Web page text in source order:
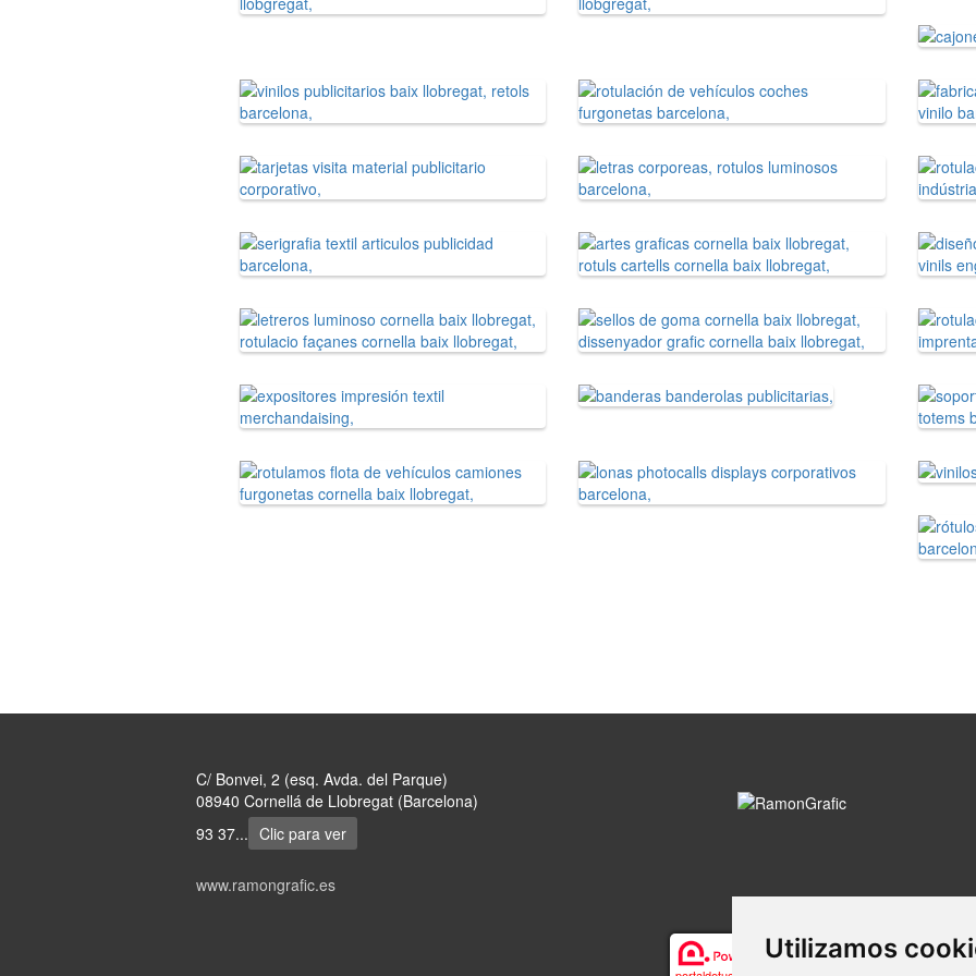
Utilizamos
C/ Bonvei, 2 (esq. Avda. del Parque)
08940 Cornellá de Llobregat (Barcelona)
93 37... Clic para ver
www.ramongrafic.es